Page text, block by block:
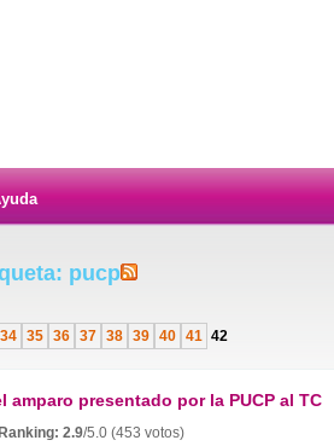
pucp
34 35 36 37 38 39 40 41 42
amparo presentado por la PUCP al TC
2.9/5.0 (453 votos)